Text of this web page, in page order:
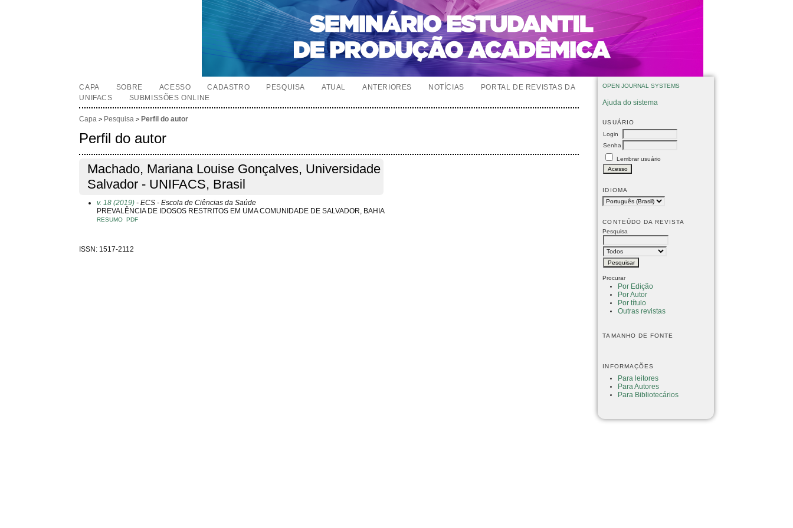
OPEN JOURNAL SYSTEMS
Ajuda do sistema
USUÁRIO
Login
Senha
Lembrar usuário
IDIOMA
CONTEÚDO DA REVISTA
Pesquisa
Procurar
Por Edição
Por Autor
Por título
Outras revistas
TAMANHO DE FONTE
INFORMAÇÕES
Para leitores
Para Autores
Para Bibliotecários
CAPA SOBRE ACESSO CADASTRO PESQUISA ATUAL ANTERIORES NOTÍCIAS
PORTAL DE REVISTAS DA
UNIFACS
SUBMISSÕES ONLINE
Capa > Pesquisa > Perfil do autor
Perfil do autor
Machado, Mariana Louise Gonçalves, Universidade
Salvador - UNIFACS, Brasil
v. 18 (2019) - ECS - Escola de Ciências da Saúde
PREVALÊNCIA DE IDOSOS RESTRITOS EM UMA COMUNIDADE DE SALVADOR, BAHIA
RESUMO PDF
ISSN: 1517-2112